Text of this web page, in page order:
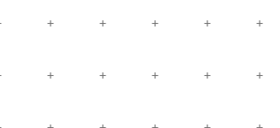
Allegro Praestat
– Ecological
Orte & Konzerte
Festivals